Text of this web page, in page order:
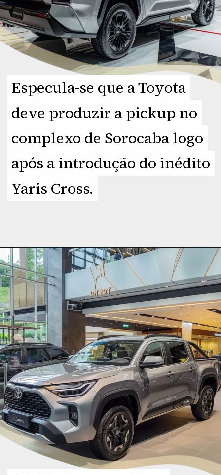
Especula-se que a Toyota
deve produzir a pickup no
complexo de Sorocaba logo
após a introdução do inédito
Yaris Cross.
Especula-se que a Toyota
deve produzir a pickup no
complexo de Sorocaba logo
após a introdução do inédito
Yaris Cross.
Opening https://planetcars.com.br/nova-pickup-compacta-da-toyota-a-uniao-de-estilo-e-utilidade/